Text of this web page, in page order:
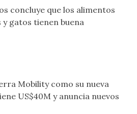
concluye que los alimentos
gatos tienen buena
Mobility como su nueva
US$40M y anuncia nuevos